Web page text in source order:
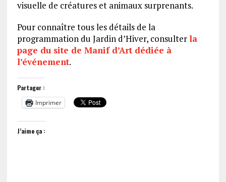
visuelle de créatures et animaux surprenants.
Pour connaître tous les détails de la
programmation du Jardin d’Hiver, consulterla
page du site de Manif d’Art dédiée à
l’événement.
Partager :
Imprimer
J’aime ça :